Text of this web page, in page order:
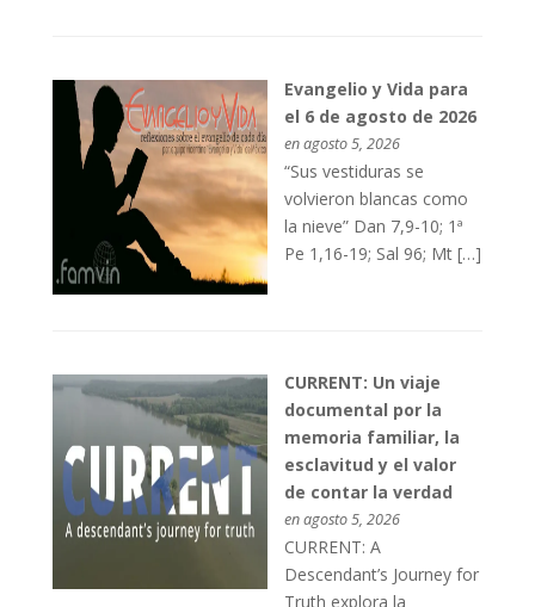
Evangelio y Vida para
el 6 de agosto de 2026
en agosto 5, 2026
“Sus vestiduras se
volvieron blancas como
la nieve” Dan 7,9-10; 1ª
Pe 1,16-19; Sal 96; Mt […]
CURRENT: Un viaje
documental por la
memoria familiar, la
esclavitud y el valor
de contar la verdad
en agosto 5, 2026
CURRENT: A
Descendant’s Journey for
Truth explora la